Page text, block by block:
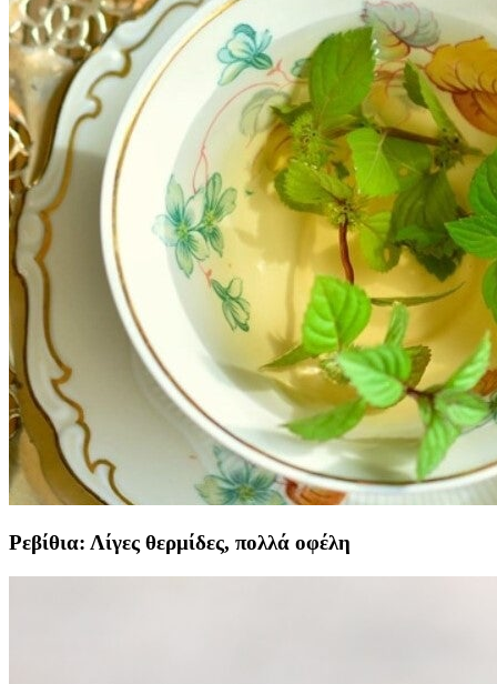
Ρεβίθια: Λίγες θερμίδες, πολλά οφέλη